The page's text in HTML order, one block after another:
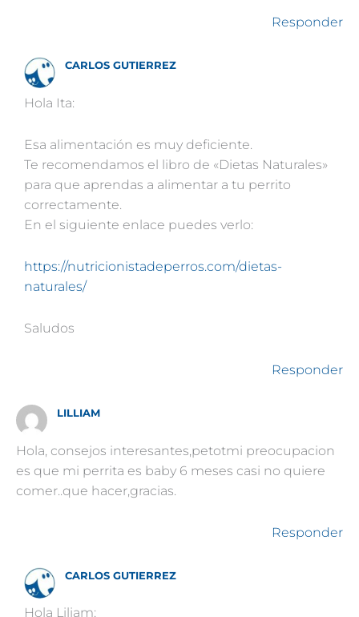
Responder
CARLOS GUTIERREZ
Hola Ita:
Esa alimentación es muy deficiente.
Te recomendamos el libro de «Dietas Naturales»
para que aprendas a alimentar a tu perrito
correctamente.
En el siguiente enlace puedes verlo:
https://nutricionistadeperros.com/dietas-
naturales/
Saludos
Responder
LILLIAM
Hola, consejos interesantes,petotmi preocupacion
es que mi perrita es baby 6 meses casi no quiere
comer..que hacer,gracias.
Responder
CARLOS GUTIERREZ
Hola Liliam: